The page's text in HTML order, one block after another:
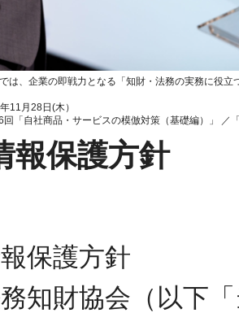
は、企業の即戦力となる「知財・法務の実務に役立
11月28日(木）
回「自社商品・サービスの模倣対策（基礎編）」 ／
報保護方針
保護方針
知財協会（以下